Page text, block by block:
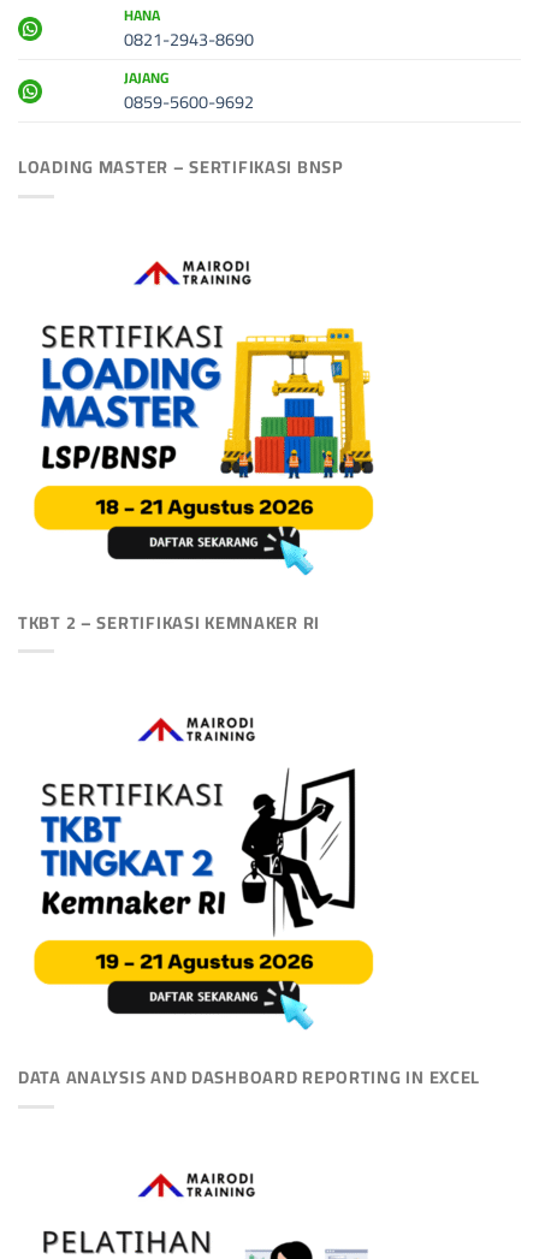
HANA
0821-2943-8690
JAJANG
0859-5600-9692
LOADING MASTER – SERTIFIKASI BNSP
TKBT 2 – SERTIFIKASI KEMNAKER RI
DATA ANALYSIS AND DASHBOARD REPORTING IN EXCEL